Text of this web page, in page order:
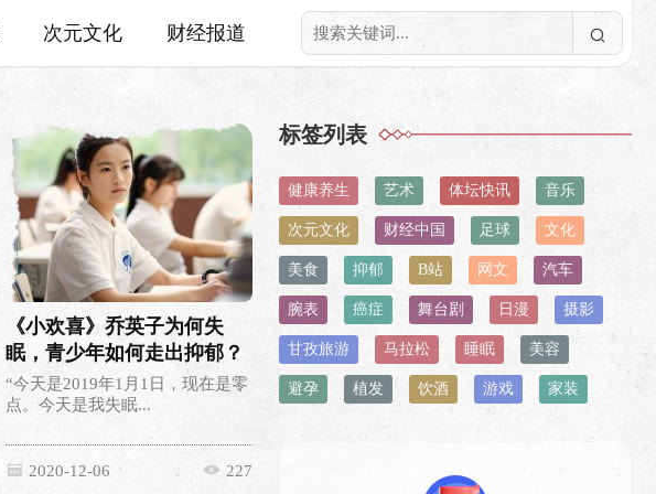
次元文化 财经报道
《小欢喜》乔英子为何失
眠，青少年如何走出抑郁？
“今天是2019年1月1日，现在是零
点。今天是我失眠...
2020-12-06 227
标签列表
健康养生 艺术 体坛快讯 音乐
次元文化 财经中国 足球 文化
美食 抑郁 B站 网文 汽车
腕表 癌症 舞台剧 日漫 摄影
甘孜旅游 马拉松 睡眠 美容
避孕 植发 饮酒 游戏 家装